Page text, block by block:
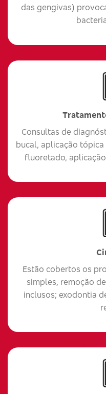
das gengivas)
Consultas de
bucal, aplicação
fluoretado,
Estão cobertos os
simples, remoção
inclusos; exodontia